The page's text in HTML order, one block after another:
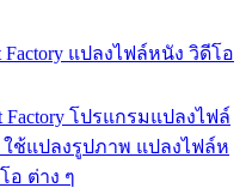
Factory แปลงไฟล์หนัง วิดีโอ
โปรแกรมแปลงไฟล์
ช้แปลงรูปภาพ แปลงไฟล์ห
อ ต่าง ๆ